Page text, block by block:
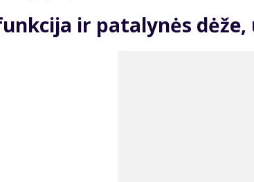
ir patalynės